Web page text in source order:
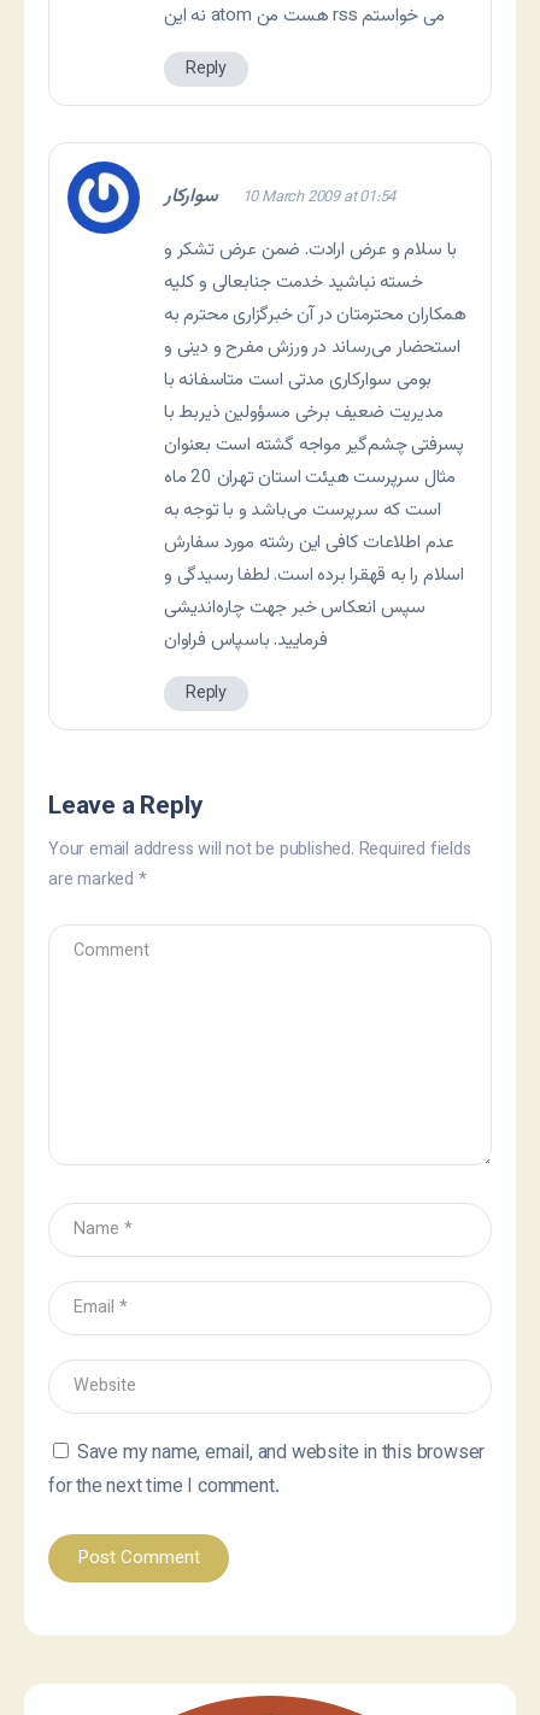
نه این atom هست من rss می خواستم
Reply
سوارکار 10 March 2009 at 01:54
با سلام و عرض ارادت. ضمن عرض تشکر و
خسته نباشید خدمت جنابعالی و کلیه
همکاران محترمتان در آن خبرگزاری محترم به
استحضار می‌رساند در ورزش مفرح و دینی و
بومی سوارکاری مدتی است متاسفانه با
مدیریت ضعیف برخی مسؤولین ذیربط با
پسرفتی چشم‌گیر مواجه گشته است بعنوان
مثال سرپرست هیئت استان تهران 20 ماه
است که سرپرست می‌باشد و با توجه به
عدم اطلاعات کافی این رشته مورد سفارش
اسلام را به قهقرا برده است. لطفا رسیدگی و
سپس انعکاس خبر جهت چاره‌اندیشی
فرمایید. باسپاس فراوان
Reply
Leave a Reply
Your email address will not be published. Required fields
are marked *
Save my name, email, and website in this browser
for the next time I comment.